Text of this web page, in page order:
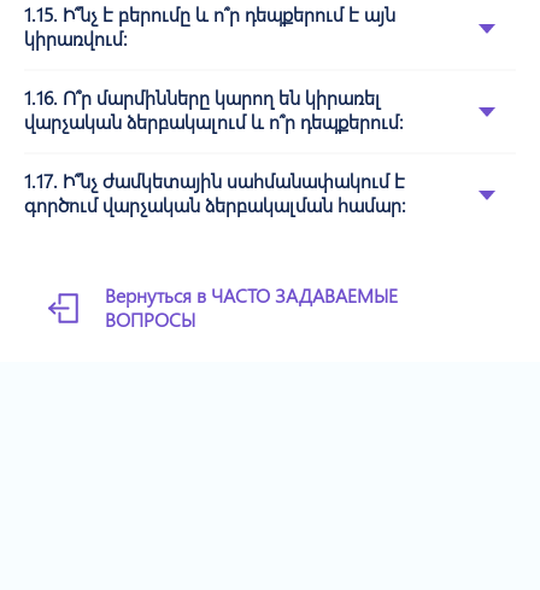
1.15. Ի՞նչ է բերումը և ո՞ր դեպքերում է այն
կիրառվում:
1.16. Ո՞ր մարմինները կարող են կիրառել
վարչական ձերբակալում և ո՞ր դեպքերում:
1.17. Ի՞նչ ժամկետային սահմանափակում է
գործում վարչական ձերբակալման համար:
Вернуться в ЧАСТО ЗАДАВАЕМЫЕ
ВОПРОСЫ